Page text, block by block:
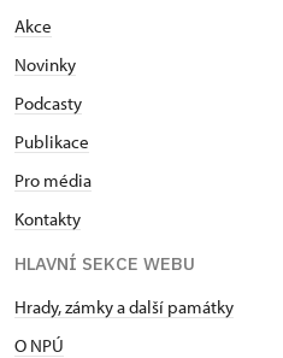
Akce
Novinky
Podcasty
Publikace
Pro média
Kontakty
HLAVNÍ SEKCE WEBU
Hrady, zámky a další památky
O NPÚ